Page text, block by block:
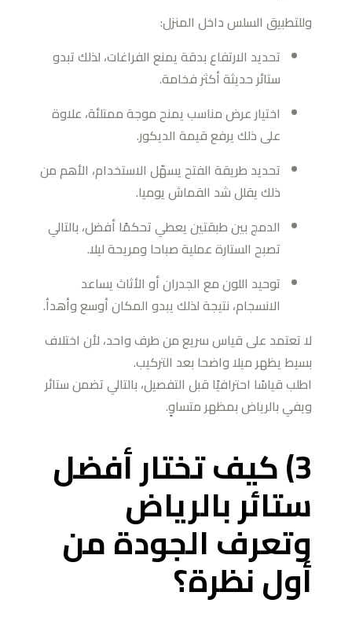
وللتطبيق السلس داخل المنزل:
تحديد الارتفاع بدقة يمنع الفراغات، لذلك تبدو
ستائر حديثة أكثر فخامة.
اختيار عرض مناسب يمنح موجة ممتلئة، علاوة
على ذلك يرفع قيمة الديكور.
تحديد طريقة الفتح يسهّل الاستخدام، الأهم من
ذلك يقلل شد القماش يوميا.
الدمج بين طبقتين يعطي تحكمًا أفضل، بالتالي
تصبح الستارة عملية صباحا ومريحة ليلا.
توحيد اللون مع الجدران أو الأثاث يساعد
الانسجام، نتيجة لذلك يبدو المكان أوسع وأهدأ.
لا تعتمد على قياس سريع من طرف واحد، لأن اختلاف
بسيط يظهر ميلا واضحا بعد التركيب.
اطلب قياسًا احترافيًا قبل التفصيل، بالتالي تضمن ستائر
ويفي بالرياض بمظهر متساوٍ.
3) كيف تختار أفضل
ستائر بالرياض
وتعرف الجودة من
أول نظرة؟